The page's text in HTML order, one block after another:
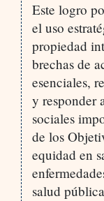
Este logro
el uso
propiedad
brechas de
esenciales,
y responder
sociales
de los
equidad en
salud